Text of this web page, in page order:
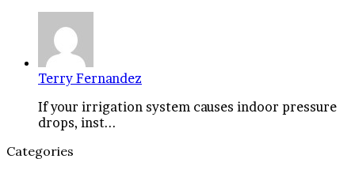
Terry Fernandez
If your irrigation system causes indoor pressure
drops, inst...
Categories